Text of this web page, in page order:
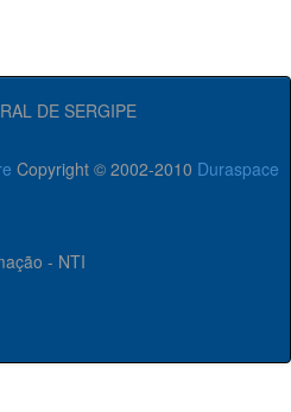
DE SERGIPE
Copyright © 2002-2010 Duraspace
- NTI